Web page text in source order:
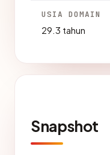
USIA DOMAIN
29.3 tahun
Snapshot